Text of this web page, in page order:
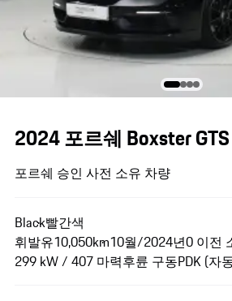
2024 포르쉐 Boxster
포르쉐 승인 사전 소유 차량
Black빨간색
휘발유10,050km10월/2024년0 이전
299 kW / 407 마력후륜 구동PDK (자